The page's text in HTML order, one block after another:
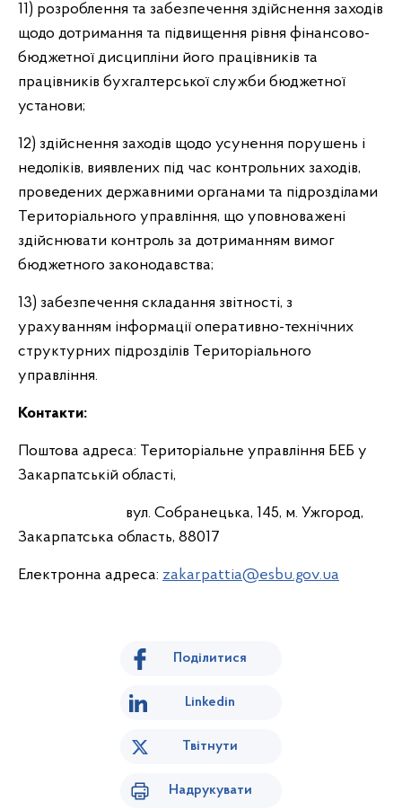
11) розроблення та забезпечення здійснення заходів
щодо дотримання та підвищення рівня фінансово-
бюджетної дисципліни його працівників та
працівників бухгалтерської служби бюджетної
установи;
12) здійснення заходів щодо усунення порушень і
недоліків, виявлених під час контрольних заходів,
проведених державними органами та підрозділами
Територіального управління, що уповноважені
здійснювати контроль за дотриманням вимог
бюджетного законодавства;
13) забезпечення складання звітності, з
урахуванням інформації оперативно-технічних
структурних підрозділів Територіального
управління.
Контакти:
Поштова адреса: Територіальне управління БЕБ у
Закарпатській області,
вул. Собранецька, 145, м. Ужгород,
Закарпатська область, 88017
Електронна адреса: zakarpattia@esbu.gov.ua
Поділитися
Linkedin
Твітнути
Надрукувати